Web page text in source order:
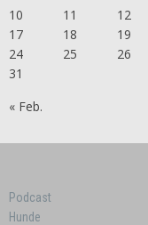
10
11 12
17
18 19
24
25 26
31
« Feb.
Podcast
Hunde